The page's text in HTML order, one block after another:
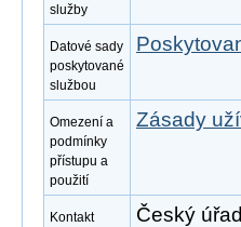
služby
Datové sady
poskytované
službou
Omezení a
podmínky
přístupu a
použití
Zásady
Kontakt
Český